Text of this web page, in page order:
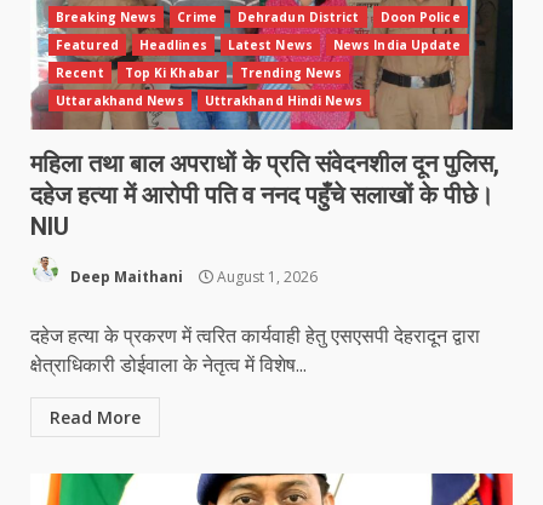
Breaking News Crime Dehradun District
Doon Police
Featured
Headlines Latest News
News India Update
Recent
Top Ki Khabar
Trending News
Uttarakhand News
Uttrakhand Hindi News
महिला तथा बाल अपराधों के प्रति संवेदनशील दून पुलिस,
दहेज हत्या में आरोपी पति व ननद पहुँचे सलाखों के पीछे।
NIU
Deep Maithani August 1, 2026
दहेज हत्या के प्रकरण में त्वरित कार्यवाही हेतु एसएसपी देहरादून द्वारा
क्षेत्राधिकारी डोईवाला के नेतृत्व में विशेष...
Read More